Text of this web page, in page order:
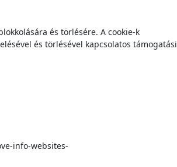
és törlésére. A cookie-k
és törlésével kapcsolatos támogatási
info-websites-